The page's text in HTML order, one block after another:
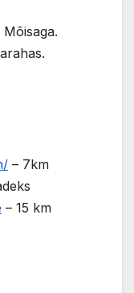
– 7km
– 15 km